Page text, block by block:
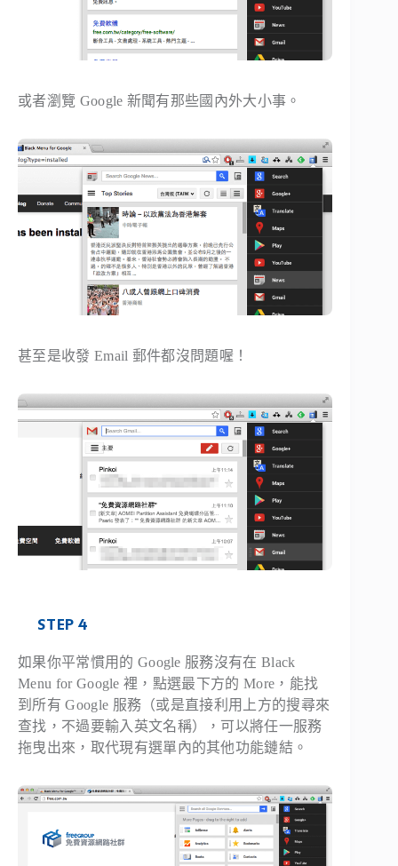
或者瀏覽 Google 新聞有那些國內外大小事。
甚至是收發 Email 郵件都沒問題喔！
STEP 4
如果你平常慣用的 Google 服務沒有在 Black
Menu for Google 裡，點選最下方的 More，能找
到所有 Google 服務（或是直接利用上方的搜尋來
查找，不過要輸入英文名稱），可以將任一服務
拖曳出來，取代現有選單內的其他功能鏈結。